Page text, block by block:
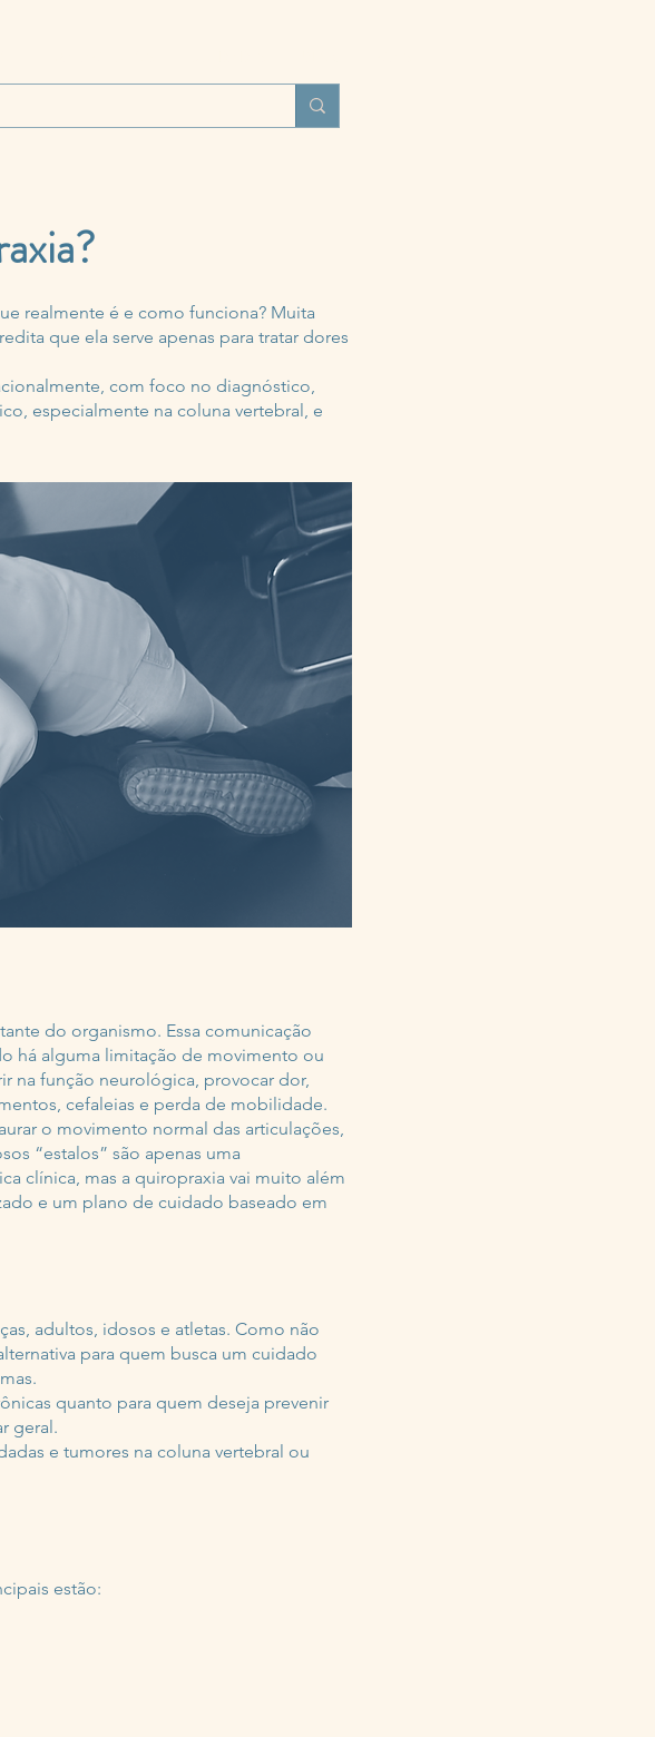
realmente é e como funciona? Muita
que ela serve apenas para tratar dores
com foco no diagnóstico,
especialmente na coluna vertebral, e
do organismo. Essa comunicação
há alguma limitação de movimento ou
na função neurológica, provocar dor,
cefaleias e perda de mobilidade.
o movimento normal das articulações,
“estalos” são apenas uma
clínica, mas a quiropraxia vai muito além
e um plano de cuidado baseado em
adultos, idosos e atletas. Como não
para quem busca um cuidado
quanto para quem deseja prevenir
geral.
e tumores na coluna vertebral ou
estão: